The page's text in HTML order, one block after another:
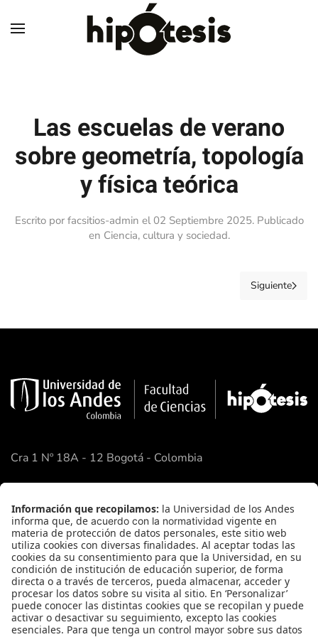
Skip to main content
Las escuelas de verano
sobre geometría, topología
y física teórica
Escrito por facsitios-admin el 02 Septiembre 2025. Publicado
en Ciencia, cultura y sociedad.
Siguiente
Cra 1 Nº 18A - 12 Bogotá - Colombia
Enlaces Rápidos
Facultad de Ciencias
Academia de Ciencias
FAQ
Contacto